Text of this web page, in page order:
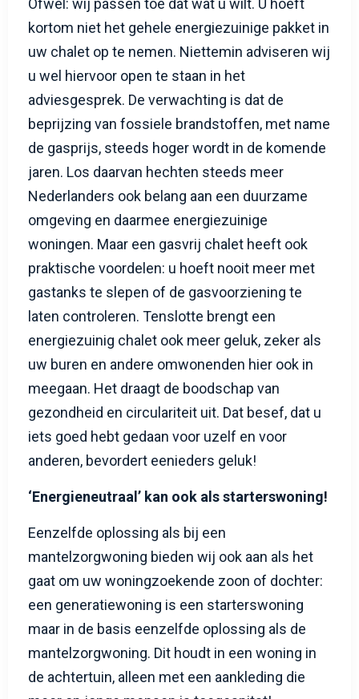
Ofwel: wij passen toe dat wat u wilt. U hoeft
kortom niet het gehele energiezuinige pakket in
uw chalet op te nemen. Niettemin adviseren wij
u wel hiervoor open te staan in het
adviesgesprek. De verwachting is dat de
beprijzing van fossiele brandstoffen, met name
de gasprijs, steeds hoger wordt in de komende
jaren. Los daarvan hechten steeds meer
Nederlanders ook belang aan een duurzame
omgeving en daarmee energiezuinige
woningen. Maar een gasvrij chalet heeft ook
praktische voordelen: u hoeft nooit meer met
gastanks te slepen of de gasvoorziening te
laten controleren. Tenslotte brengt een
energiezuinig chalet ook meer geluk, zeker als
uw buren en andere omwonenden hier ook in
meegaan. Het draagt de boodschap van
gezondheid en circulariteit uit. Dat besef, dat u
iets goed hebt gedaan voor uzelf en voor
anderen, bevordert eenieders geluk!
‘Energieneutraal’ kan ook als starterswoning!
Eenzelfde oplossing als bij een
mantelzorgwoning bieden wij ook aan als het
gaat om uw woningzoekende zoon of dochter:
een generatiewoning is een starterswoning
maar in de basis eenzelfde oplossing als de
mantelzorgwoning. Dit houdt in een woning in
de achtertuin, alleen met een aankleding die